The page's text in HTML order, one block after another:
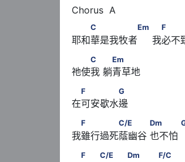
C　　　　　Em
C Em F
耶和華是我牧者     我必不
C　      　Em
C Em
祂使我 躺青草地
F　　　　G
F G
在可安歇水邊
F　　　　C/E　　　
F C/E Dm
我雖行過死蔭幽谷 也不怕
F　　C/E　      　
F C/E Dm F/C